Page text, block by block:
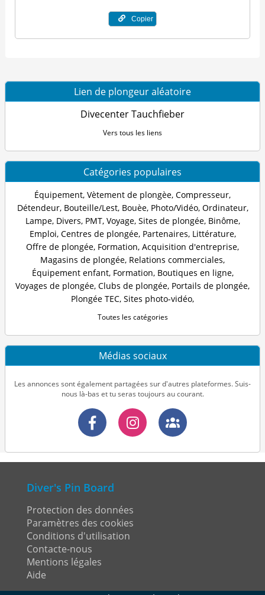
Copier
Lien de plongeur aléatoire
Divecenter Tauchfieber
Vers tous les liens
Catégories populaires
Équipement, Vètement de plongèe, Compresseur,
Détendeur, Bouteille/Lest, Bouèe, Photo/Vidéo, Ordinateur,
Lampe, Divers, PMT, Voyage, Sites de plongée, Binôme,
Emploi, Centres de plongée, Partenaires, Littérature,
Offre de plongée, Formation, Acquisition d'entreprise,
Magasins de plongée, Relations commerciales,
Équipement enfant, Formation, Boutiques en ligne,
Voyages de plongée, Clubs de plongée, Portails de plongée,
Plongée TEC, Sites photo-vidéo,
Toutes les catégories
Médias sociaux
Les annonces sont également partagées sur d'autres plateformes. Suis-
nous là-bas et tu seras toujours au courant.
Diver's Pin Board
Protection des données
Paramètres des cookies
Conditions d'utilisation
Contacte-nous
Mentions légales
Aide